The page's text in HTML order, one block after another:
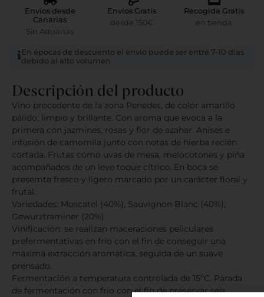
Envíos desde
Canarias
Sin Aduanas
Envíos Gratis
desde 150€
Recogida Gratis
en tienda
En épocas de descuento el envío puede ser entre 7-10 días
debido al alto volumen
Descripción del producto
Vino procedente de la zona Penedes, de color amarillo
pálido, limpio y brillante. Con aroma que evoca a la
primera con jazmines, rosas y flor de azahar. Anises e
infusión de camomila junto con notas de hierba recién
cortada. Frutas como uvas de mesa, melocotones y piña
acompañados de un leve toque cítrico. En boca se
presemta fresco y ligero marcado por un carácter floral y
frutal.
Variedades: Moscatel (40%), Sauvignon Blanc (40%),
Gewurztraminer (20%)
Vinificación: se realizan maceraciones peliculares
prefermentativas en frío con el fin de conseguir una
máxima extracción aromática, seguida de un suave
prensado.
Fermentación a temperatura controlada de 15ºC. Parada
de fermentación con frío con el fin de preservar seis